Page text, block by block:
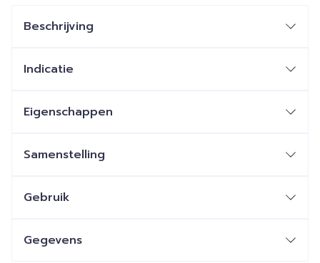
Beschrijving
Indicatie
Eigenschappen
Samenstelling
Gebruik
Gegevens